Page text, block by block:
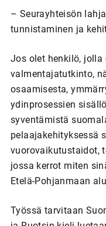
– Seurayhteisön
tunnistaminen ja
Jos olet henkilö, jolla
valmentajatutkinto,
osaamisesta,
ydinprosessien
syventämistä
pelaajakehityksessä
vuorovaikutustaidot,
jossa kerrot miten
Etelä-Pohjanmaan
Työssä tarvitaan